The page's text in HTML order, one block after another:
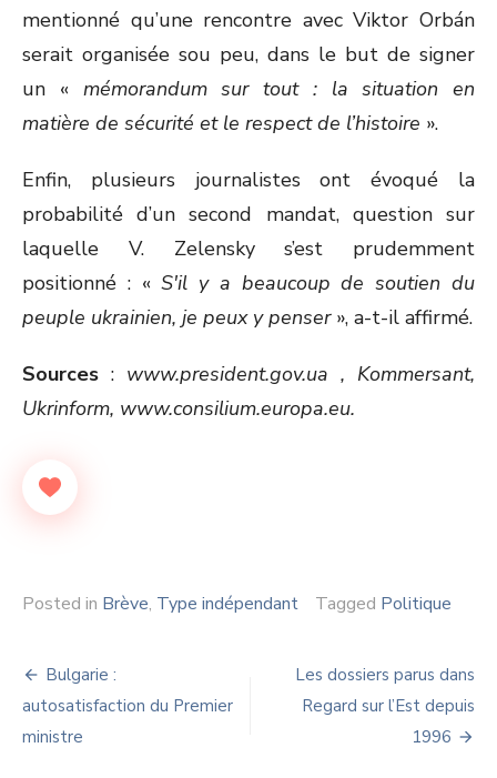
mentionné qu’une rencontre avec Viktor Orbán
serait organisée sou peu, dans le but de signer
un « mémorandum sur tout : la situation en
matière de sécurité et le respect de l’histoire ».
Enfin, plusieurs journalistes ont évoqué la
probabilité d’un second mandat, question sur
laquelle V. Zelensky s’est prudemment
positionné : «S'il y a beaucoup de soutien du
peuple ukrainien, je peux y penser», a-t-il affirmé.
Sources : www.president.gov.ua , Kommersant,
Ukrinform, www.consilium.europa.eu.
Posted in Brève, Type indépendant Tagged Politique
Navigation
de
l’article
Bulgarie :
autosatisfaction du Premier
ministre
Les dossiers parus dans
Regard sur l’Est depuis
1996